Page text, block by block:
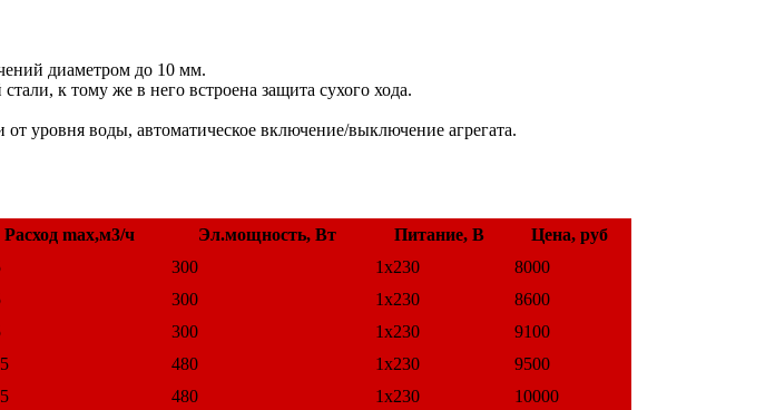
диаметром до 10 мм.
к тому же в него встроена защита сухого хода.
уровня воды, автоматическое включение/выключение агрегата.
Расход max,м3/ч Эл.мощность, Вт Питание, В
Цена, руб
300 1х230
8000
300 1х230
8600
300 1х230
9100
480 1х230
9500
480 1х230
10000